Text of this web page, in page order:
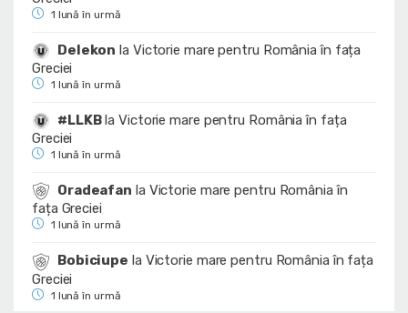
1 lună în urmă
Delekon la Victorie mare pentru România în fața
Greciei
1 lună în urmă
#LLKBlaVictorie mare pentru România în fața
Greciei
1 lună în urmă
Oradeafan la Victorie mare pentru România în
fața Greciei
1 lună în urmă
Bobiciupe la Victorie mare pentru România în fața
Greciei
1 lună în urmă